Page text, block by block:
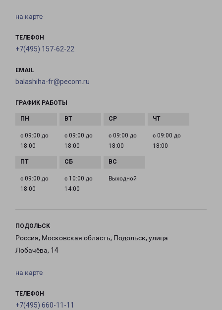
на карте
ТЕЛЕФОН
+7(495) 157-62-22
EMAIL
balashiha-fr@pecom.ru
ГРАФИК РАБОТЫ
с 09:00 до
18:00
с 09:00 до
18:00
с 09:00 до
18:00
с 09:00 до
18:00
с 09:00 до
18:00
с 10:00 до
14:00
Выходной
ПОДОЛЬСК
Россия, Московская область, Подольск, улица
Лобачёва, 14
на карте
ТЕЛЕФОН
+7(495) 660-11-11